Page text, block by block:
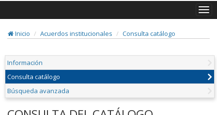
Inicio
Acuerdos institucionales Consulta catálogo
Información
Consulta catálogo
Búsqueda avanzada